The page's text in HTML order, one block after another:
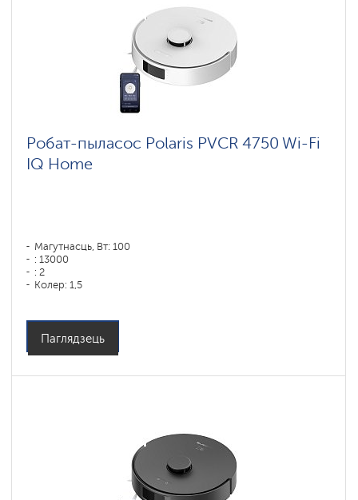
Робат-пыласос Polaris PVCR 4750 Wi-Fi
IQ Home
Магутнасць, Вт: 100
: 13000
: 2
Колер: 1,5
Бакавыя шчоткі: 1
Паглядзець